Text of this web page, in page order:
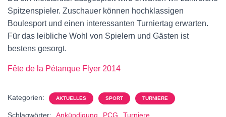
Spitzenspieler. Zuschauer können hochklassigen
Boulesport und einen interessanten Turniertag erwarten.
Für das leibliche Wohl von Spielern und Gästen ist
bestens gesorgt.
Fête de la Pétanque Flyer 2014
Kategorien: AKTUELLES SPORT TURNIERE
Schlagwörter: Ankündigung PCG Turniere